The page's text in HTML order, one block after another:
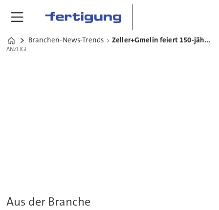
Home
Branchen-News-Trends Zeller+Gmelin feiert 150-jähriges Firmenjubiläum
ANZEIGE
ANZEIGE
Aus der Branche